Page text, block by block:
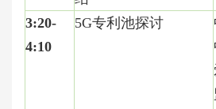
3:20-
4:10
5G专利池探讨